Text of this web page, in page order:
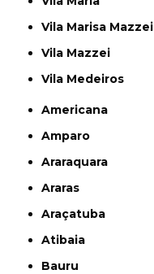
Vila Marisa Mazzei
Vila Mazzei
Vila Medeiros
Americana
Amparo
Araraquara
Araras
Araçatuba
Atibaia
Bauru